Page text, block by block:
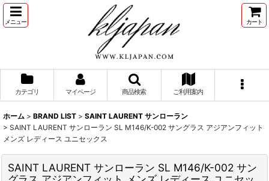
メニュー カート
カテゴリ マイページ 商品検索 ご利用案内
ホーム > BRAND LIST > SAINT LAURENT サンローラン
> SAINT LAURENT サンローラン SL M146/K-002 サングラス アジアンフィット
メンズ レディース ユニセックス
SAINT LAURENT サンローラン SL M146/K-002 サン